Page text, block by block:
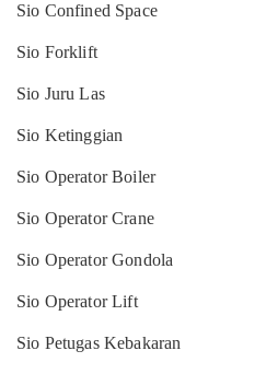
Sio Confined Space
Sio Forklift
Sio Juru Las
Sio Ketinggian
Sio Operator Boiler
Sio Operator Crane
Sio Operator Gondola
Sio Operator Lift
Sio Petugas Kebakaran